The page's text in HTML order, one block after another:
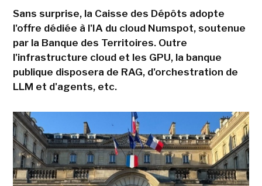
Sans surprise, la Caisse des Dépôts adopte
l'offre dédiée à l'IA du cloud Numspot, soutenue
par la Banque des Territoires. Outre
l'infrastructure cloud et les GPU, la banque
publique disposera de RAG, d'orchestration de
LLM et d'agents, etc.